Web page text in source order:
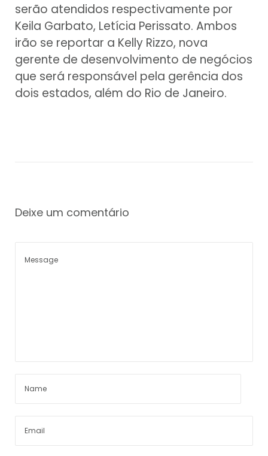
serão atendidos respectivamente por
Keila Garbato, Letícia Perissato. Ambos
irão se reportar a Kelly Rizzo, nova
gerente de desenvolvimento de negócios
que será responsável pela gerência dos
dois estados, além do Rio de Janeiro.
Deixe um comentário